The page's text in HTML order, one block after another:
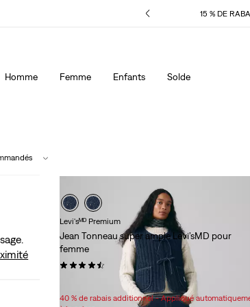
15 % DE
ADDITIONNEL SUR LES SOLDES. Appliqué
Homme Femme Enfants Solde40 % DE RABAIS
Levi'sᴹᴰ Premium
Jean Tonneau super ample Levi’sMD pour
femme
(141)
Price
Original
Price
128,00 $
40 % de rabais additionnel - Appliqué